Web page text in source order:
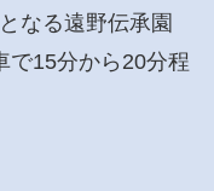
なる遠野伝承園
で15分から20分程